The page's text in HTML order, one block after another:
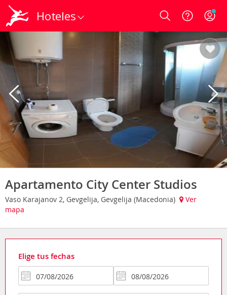
Hoteles Login
Apartamento City Center Studios
Vaso Karajanov 2, Gevgelija, Gevgelija (Macedonia)
Ver
mapa
Elige tus fechas